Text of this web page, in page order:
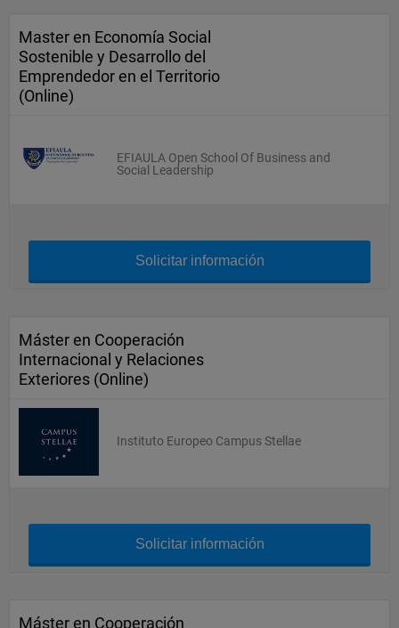
Master en Economía Social
Sostenible y Desarrollo del
Emprendedor en el Territorio
(Online)
EFIAULA Open School Of Business and
Social Leadership
Solicitar información
Máster en Cooperación
Internacional y Relaciones
Exteriores (Online)
Instituto Europeo Campus Stellae
Solicitar información
Máster en Cooperación